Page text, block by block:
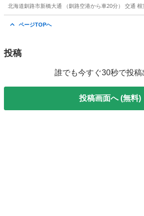
北海道釧路市新橋大通 （釧路空港から車20分） 交通
ページTOPへ
投稿
誰でも今すぐ30秒で投稿
投稿画面へ (無料)